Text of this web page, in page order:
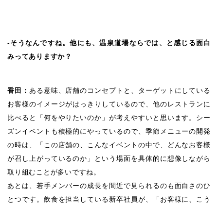
-そうなんですね。他にも、温泉道場ならでは、と感じる面白
みってありますか？
香田： ある意味、店舗のコンセプトと、ターゲットにしている
お客様のイメージがはっきりしているので、他のレストランに
比べると「何をやりたいのか」が考えやすいと思います。シー
ズンイベントも積極的にやっているので、季節メニューの開発
の時は、「この店舗の、こんなイベントの中で、どんなお客様
が召し上がっているのか」という場面を具体的に想像しながら
取り組むことが多いですね。
あとは、若手メンバーの成長を間近で見られるのも面白さのひ
とつです。飲食を担当している新卒社員が、「お客様に、こう